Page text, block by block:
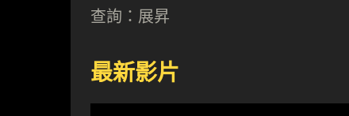
查詢：展昇
最新影片